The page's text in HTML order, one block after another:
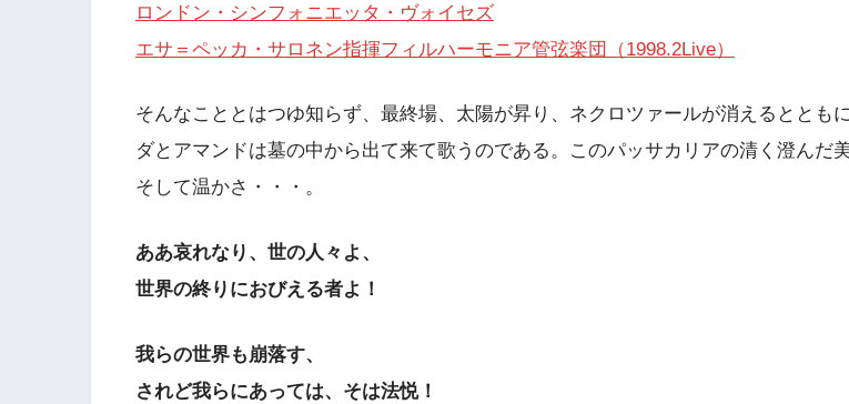
ロンドン・シンフォニエッタ・ヴォイセズ
エサ＝ペッカ・サロネン指揮フィルハーモニア管弦楽団（1998.2Live）
そんなこととはつゆ知らず、最終場、太陽が昇り、ネクロツァールが消えるととも
ダとアマンドは墓の中から出て来て歌うのである。このパッサカリアの清く澄んだ美
そして温かさ・・・。
ああ哀れなり、世の人々よ、
世界の終りにおびえる者よ！
我らの世界も崩落す、
されど我らにあっては、そは法悦！